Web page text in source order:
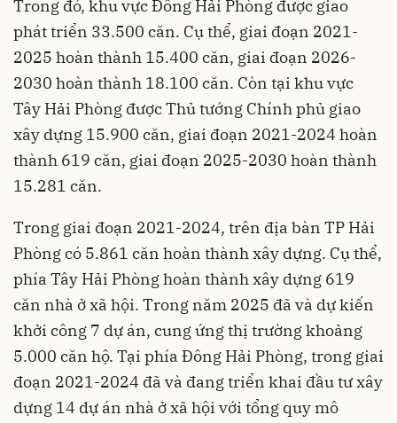
Trong đó, khu vực Đông Hải Phòng được giao
phát triển 33.500 căn. Cụ thể, giai đoạn 2021-
2025 hoàn thành 15.400 căn, giai đoạn 2026-
2030 hoàn thành 18.100 căn. Còn tại khu vực
Tây Hải Phòng được Thủ tướng Chính phủ giao
xây dựng 15.900 căn, giai đoạn 2021-2024 hoàn
thành 619 căn, giai đoạn 2025-2030 hoàn thành
15.281 căn.
Trong giai đoạn 2021-2024, trên địa bàn TP Hải
Phòng có 5.861 căn hoàn thành xây dựng. Cụ thể,
phía Tây Hải Phòng hoàn thành xây dựng 619
căn nhà ở xã hội. Trong năm 2025 đã và dự kiến
khởi công 7 dự án, cung ứng thị trường khoảng
5.000 căn hộ. Tại phía Đông Hải Phòng, trong giai
đoạn 2021-2024 đã và đang triển khai đầu tư xây
dựng 14 dự án nhà ở xã hội với tổng quy mô